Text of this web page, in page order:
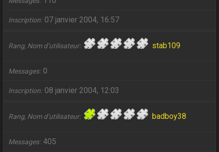
Inscription 07 janvier 2004, 16:57
Rang, Nom d’utilisateur stab109
Messages 0
Inscription 08 janvier 2004, 12:03
Rang, Nom d’utilisateur badboy38
Messages 405